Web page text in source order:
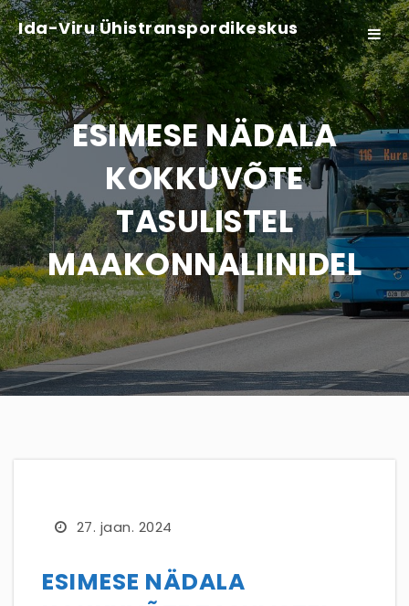
Ida-Viru Ühistranspordikeskus
Toggle
ESIMESE NÄDALA
KOKKUVÕTE
TASULISTEL
MAAKONNALIINIDEL
27. jaan. 2024
ESIMESE NÄDALA